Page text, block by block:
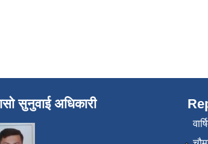
सुनुवाई अधिकारी